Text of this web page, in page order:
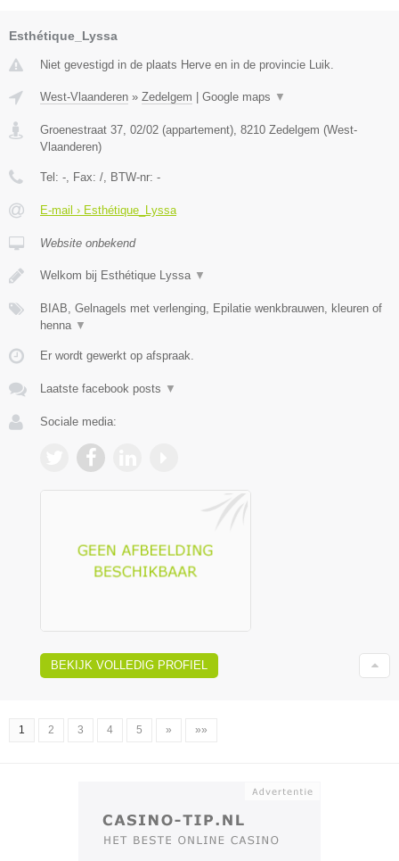
Esthétique_Lyssa
Niet gevestigd in de plaats Herve en in de provincie Luik.
West-Vlaanderen » Zedelgem Google maps ▼
Groenestraat 37, 02/02 (appartement), 8210 Zedelgem (West-
Vlaanderen)
Tel: -, Fax: /, BTW-nr: -
E-mail › Esthétique_Lyssa
Website onbekend
Welkom bij Esthétique Lyssa ▼
BIAB, Gelnagels met verlenging, Epilatie wenkbrauwen, kleuren of
henna ▼
Er wordt gewerkt op afspraak.
Laatste facebook posts ▼
Sociale media:
BEKIJK VOLLEDIG PROFIEL
1 2 3 4 5 » »»